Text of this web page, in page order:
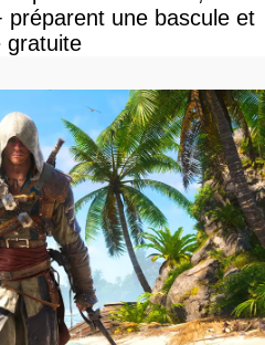
préparent une bascule et
gratuite